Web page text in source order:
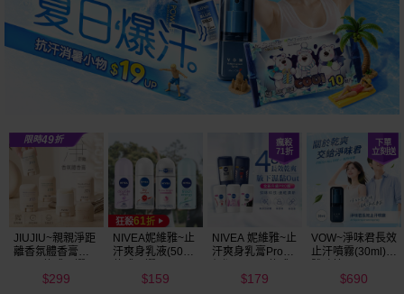
JIUJIU~親親淨距
離香氛體香膏
$299
NIVEA妮維雅~止
汗爽身乳液(50ml)
$159
NIVEA 妮維雅~止
汗爽身乳膏Pro升
$179
VOW~淨味君長效
止汗噴霧(30ml)
$690